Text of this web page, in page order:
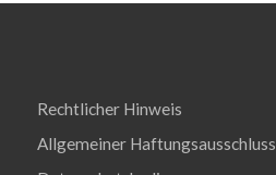
Rechtlicher Hinweis
Allgemeiner Haftungsausschluss